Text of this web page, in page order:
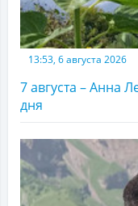
13:53, 6 августа 2026
7 августа – Анна
дня